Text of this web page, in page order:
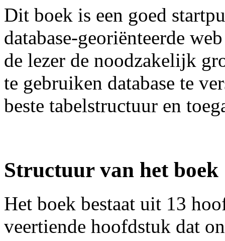
Dit boek is een goed
database-georiënteerde
de lezer de noodzakelijk
te gebruiken database te
beste tabelstructuur en
Structuur van het boek
Het boek bestaat uit 13
veertiende hoofdstuk dat